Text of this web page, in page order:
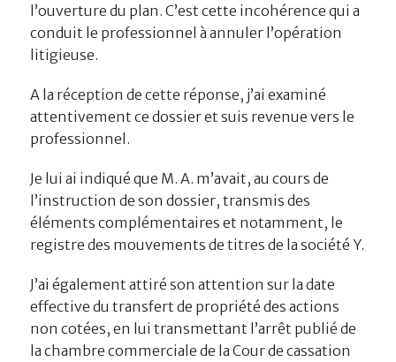
l’ouverture du plan. C’est cette incohérence qui a
conduit le professionnel à annuler l’opération
litigieuse.
A la réception de cette réponse, j’ai examiné
attentivement ce dossier et suis revenue vers le
professionnel.
Je lui ai indiqué que M. A. m’avait, au cours de
l’instruction de son dossier, transmis des
éléments complémentaires et notamment, le
registre des mouvements de titres de la société Y.
J’ai également attiré son attention sur la date
effective du transfert de propriété des actions
non cotées, en lui transmettant l’arrêt publié de
la chambre commerciale de la Cour de cassation